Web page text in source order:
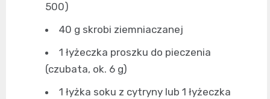
500)
40 g skrobi ziemniaczanej
1 łyżeczka proszku do pieczenia
(czubata, ok. 6 g)
1 łyżka soku z cytryny lub 1 łyżeczka